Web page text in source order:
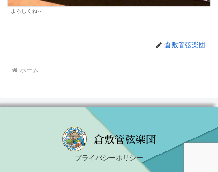
よろしくね～
倉敷管弦楽団
ホーム
プライバシーポリシー